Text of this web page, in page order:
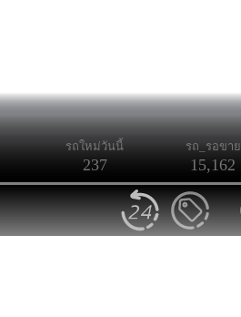
รถใหม่วันนี้
237
รถ_รอขาย
15,162